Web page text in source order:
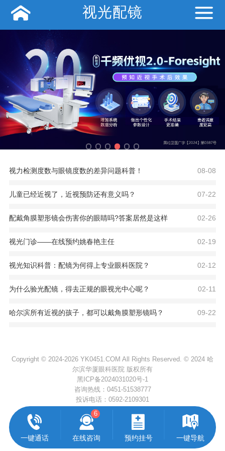
视光配镜
视力检测度数与眼镜度数的差异问题科普！ 08-08
儿童已经近视了，近视预防还有意义吗？ 07-22
配戴角膜塑形镜会伤害你的眼睛吗?答案居然是这样 02-26
视光门诊——在线预约姚春艳主任 02-19
视光知识科普：配镜为何得上专业眼科医院？ 02-12
为什么验光配镜，得去正规的眼视光中心呢？ 02-11
哈尔滨所有近视的孩子，都可以戴角膜塑形镜吗？ 09-22
Copyright © 2024-2026 YK0451.COM All Rights Reserved. © 2024 哈
尔滨华厦眼科医院 版权所有
黑ICP备2024031020号-1
咨询热线： 0451-51538777
投诉电话： 0592-2109301
一键通话
6
在线咨询 预约挂号 一键导航